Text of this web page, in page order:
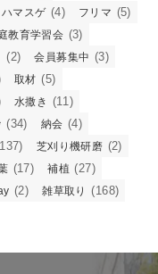
ハマスゲ (4) フリマ (5)
教育学習会 (3)
(2) 会員募集中 (3)
取材 (5)
水撒き (11)
(34) 納会 (4)
芝刈り機研磨 (2)
(17) 補植 (27)
(2) 雑草取り (168)